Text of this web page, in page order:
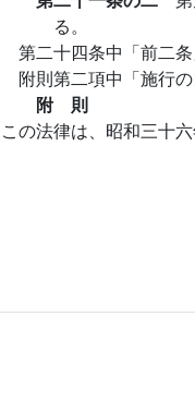
る。
第二十四条中「前二
附則第二項中「施行
附 則
この法律は、昭和三十